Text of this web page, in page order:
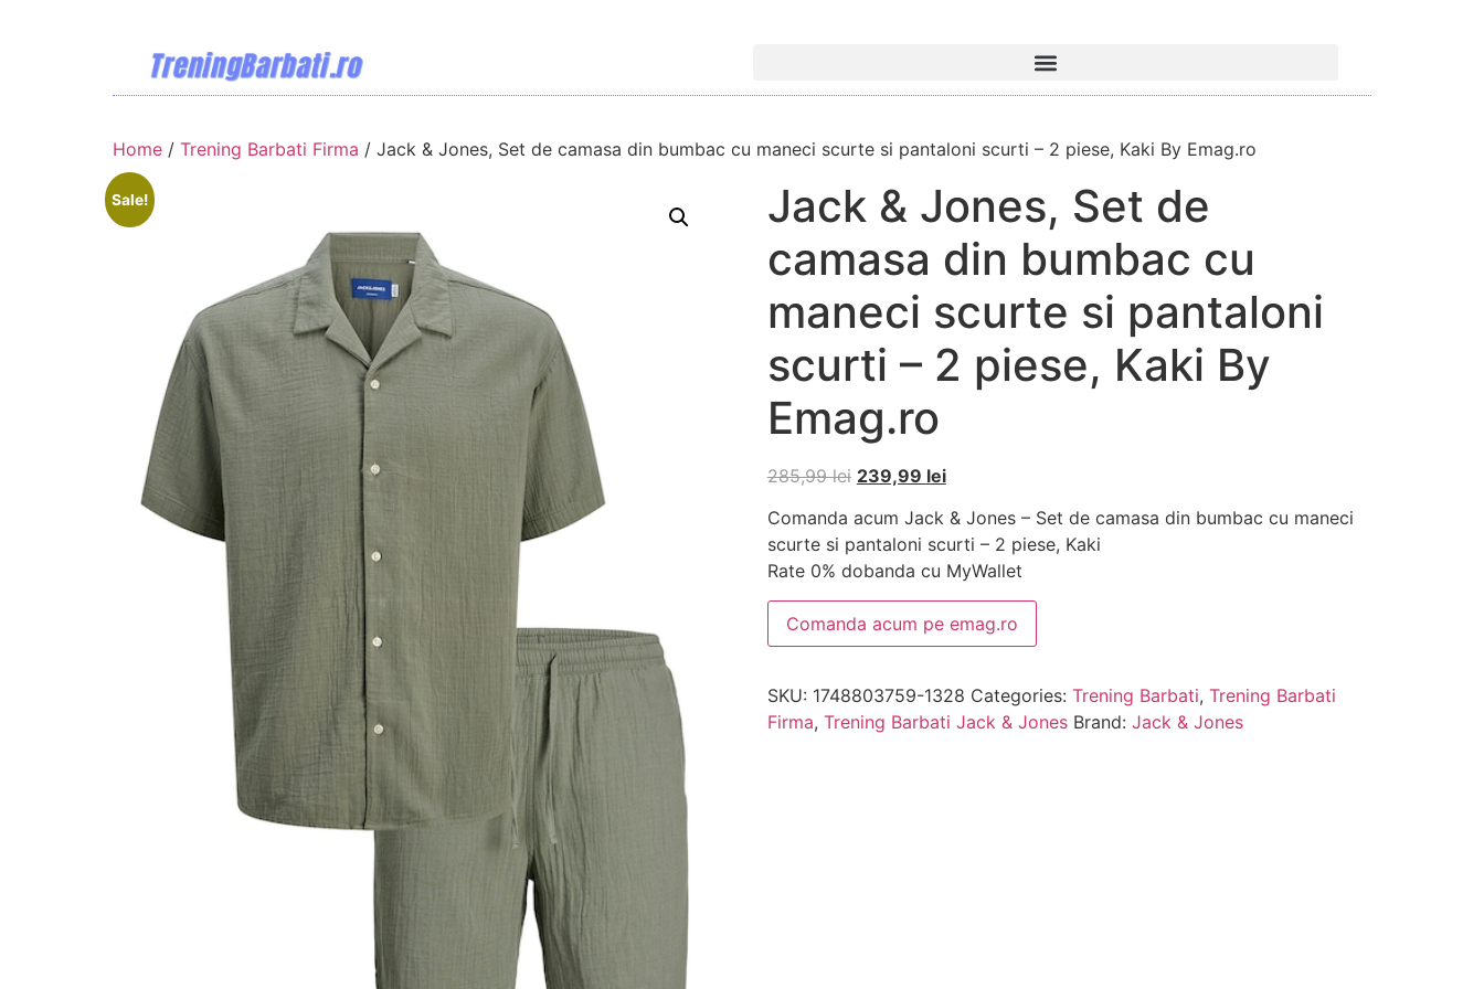
Home / Trening Barbati Firma / Jack & Jones, Set de camasa din bumbac cu maneci scurte si pantaloni scurti – 2 piese, Kaki By Emag.ro
Sale!
Jack & Jones, Set de
camasa din bumbac cu
maneci scurte si pantaloni
scurti – 2 piese, Kaki By
Emag.ro
285,99lei 239,99 lei
Comanda acum Jack & Jones – Set de camasa din bumbac cu maneci
scurte si pantaloni scurti – 2 piese, Kaki
Rate 0% dobanda cu MyWallet
Comanda acum pe emag.ro
SKU: 1748803759-1328 Categories: Trening Barbati, Trening Barbati
Firma, Trening Barbati Jack & Jones Brand: Jack & Jones